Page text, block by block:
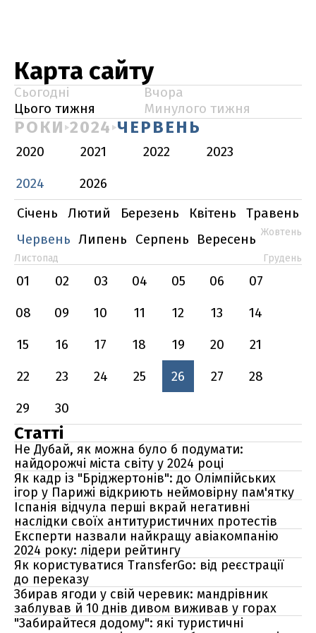
Карта сайту
Сьогодні
Вчора
Цього тижня
Минулого тижня
РОКИ 2024 ЧЕРВЕНЬ
2020 2021 2022
2023
2024
2026
Січень
Лютий Березень Квітень
Травень
Червень Липень Серпень Вересень Жовтень
Листопад Грудень
01 02 03 04 05 06
07
08
09 10 11 12 13
14
15
16 17 18 19 20
21
22
23 24 25 26 27
28
29
30
Статті
Не Дубай, як можна було б подумати:
найдорожчі міста світу у 2024 році
Як кадр із "Бріджертонів": до Олімпійських
ігор у Парижі відкриють неймовірну пам'ятку
Іспанія відчула перші вкрай негативні
наслідки своїх антитуристичних протестів
Експерти назвали найкращу авіакомпанію
2024 року: лідери рейтингу
Як користуватися TransferGo: від реєстрації
до переказу
Збирав ягоди у свій черевик: мандрівник
заблував й 10 днів дивом виживав у горах
"Забирайтеся додому": які туристичні